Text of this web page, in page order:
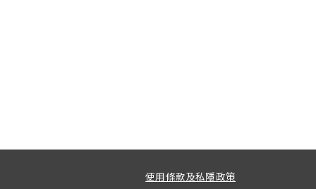
使用條款及私隱政策